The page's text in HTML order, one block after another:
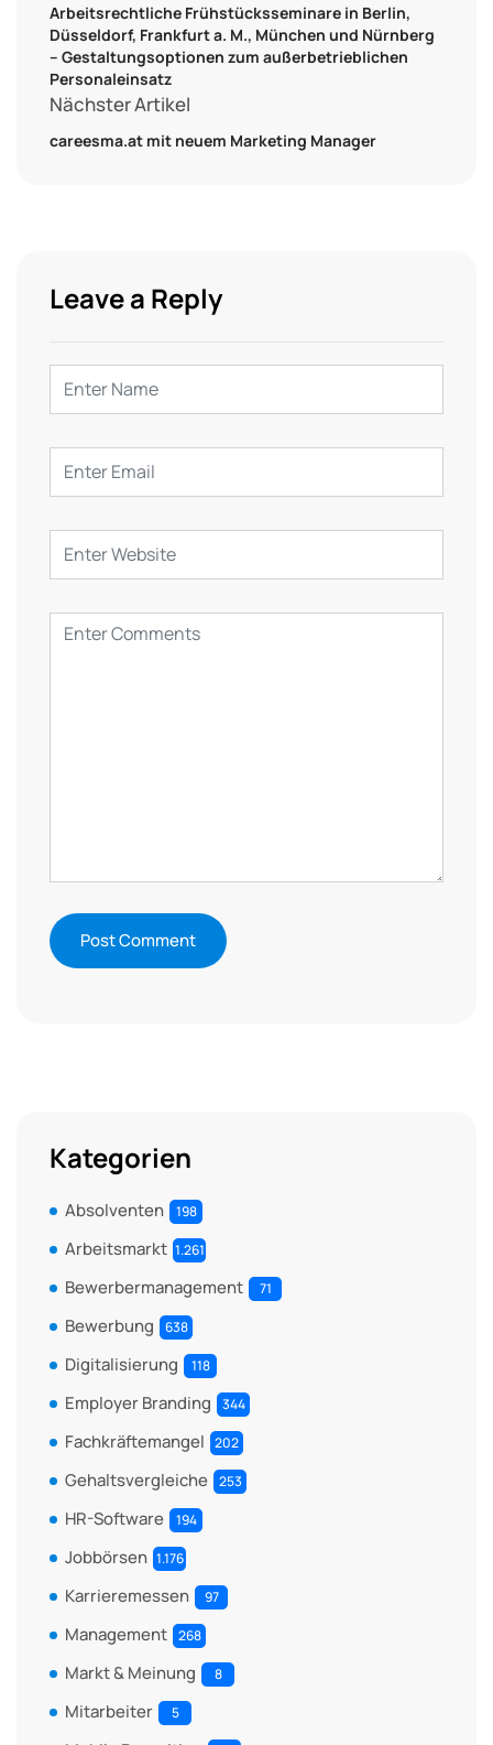
Arbeitsrechtliche Frühstücksseminare in Berlin,
Düsseldorf, Frankfurt a. M., München und Nürnberg
– Gestaltungsoptionen zum außerbetrieblichen
Personaleinsatz
Nächster Artikel
careesma.at mit neuem Marketing Manager
Leave a Reply
Kategorien
Absolventen 198
Arbeitsmarkt 1.261
Bewerbermanagement 71
Bewerbung 638
Digitalisierung 118
Employer Branding 344
Fachkräftemangel 202
Gehaltsvergleiche 253
HR-Software 194
Jobbörsen 1.176
Karrieremessen 97
Management 268
Markt & Meinung 8
Mitarbeiter 5